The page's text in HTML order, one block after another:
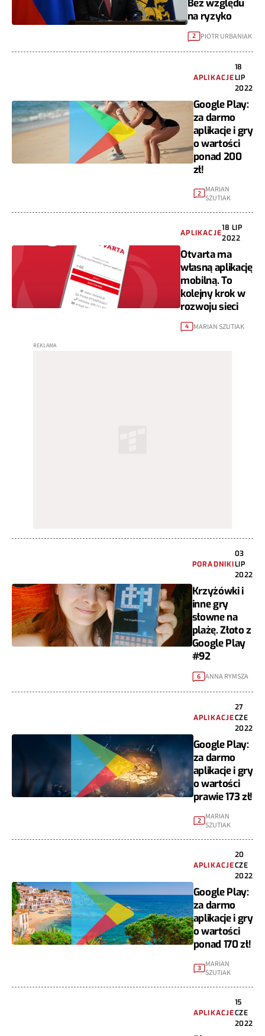
Bez względu
na ryzyko
2 PIOTR URBANIAK
APLIKACJE
18
LIP
2022
Google Play:
za darmo
aplikacje i gry
o wartości
ponad 200
zł!
2
MARIAN
SZUTIAK
APLIKACJE
18 LIP
2022
Otvarta ma
własną aplikację
mobilną. To
kolejny krok w
rozwoju sieci
4 MARIAN SZUTIAK
PORADNIKI
03
LIP
2022
Krzyżówki i
inne gry
słowne na
plażę. Złoto z
Google Play
#92
6 ANNA RYMSZA
APLIKACJE
27
CZE
2022
Google Play:
za darmo
aplikacje i gry
o wartości
prawie 173 zł!
2
MARIAN
SZUTIAK
APLIKACJE
20
CZE
2022
Google Play:
za darmo
aplikacje i gry
o wartości
ponad 170 zł!
3
MARIAN
SZUTIAK
APLIKACJE
15
CZE
2022